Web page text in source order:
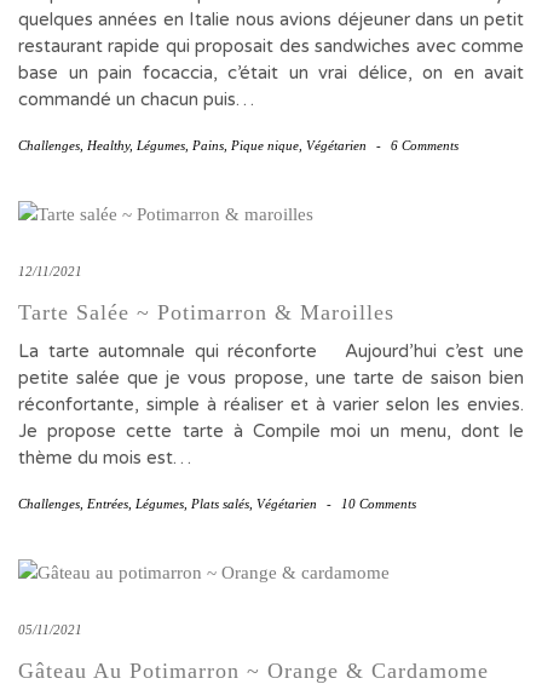
quelques années en Italie nous avions déjeuner dans un petit
restaurant rapide qui proposait des sandwiches avec comme
base un pain focaccia, c’était un vrai délice, on en avait
commandé un chacun puis…
Challenges Healthy, Légumes Pains Pique nique Végétarien - 6 Comments
12/11/2021
Tarte Salée ~ Potimarron & Maroilles
La tarte automnale qui réconforte Aujourd’hui c’est une
petite salée que je vous propose, une tarte de saison bien
réconfortante, simple à réaliser et à varier selon les envies.
Je propose cette tarte à Compile moi un menu, dont le
thème du mois est…
Challenges Entrées Légumes Plats salés Végétarien - 10 Comments
05/11/2021
Gâteau Au Potimarron ~ Orange & Cardamome